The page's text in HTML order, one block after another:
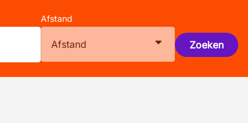
Afstand
Afstand Zoeken